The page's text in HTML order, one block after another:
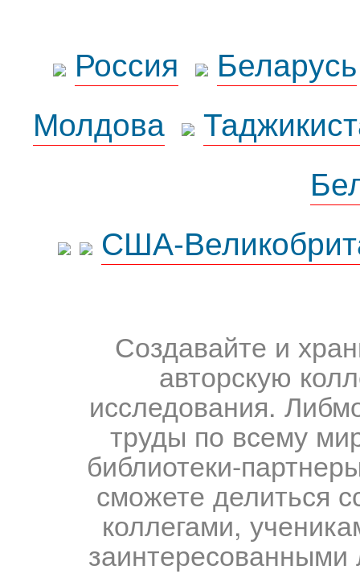
Россия
Беларусь
Молдова
США-
Создавайте и
авторскую
исследования.
труды по всему
библиотеки-
сможете делиться
коллегами,